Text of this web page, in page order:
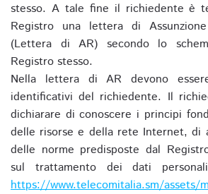
stesso. A tale fine il richiedente è
Registro una lettera di
(Lettera di AR) secondo lo
Registro stesso.
Nella lettera di AR devono
identificativi del richiedente. Il
dichiarare di conoscere i principi
delle risorse e della rete Internet, di
delle norme predisposte dal
sul trattamento dei dati
https://www.telecomitalia.sm/assets/